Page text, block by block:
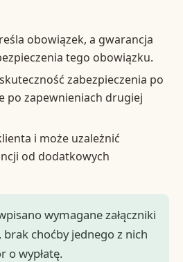
obowiązek, a gwarancja
tego obowiązku.
zabezpieczenia po
po zapewnieniach drugiej
i może uzależnić
od dodatkowych
wymagane załączniki
brak choćby jednego z nich
o wypłatę.